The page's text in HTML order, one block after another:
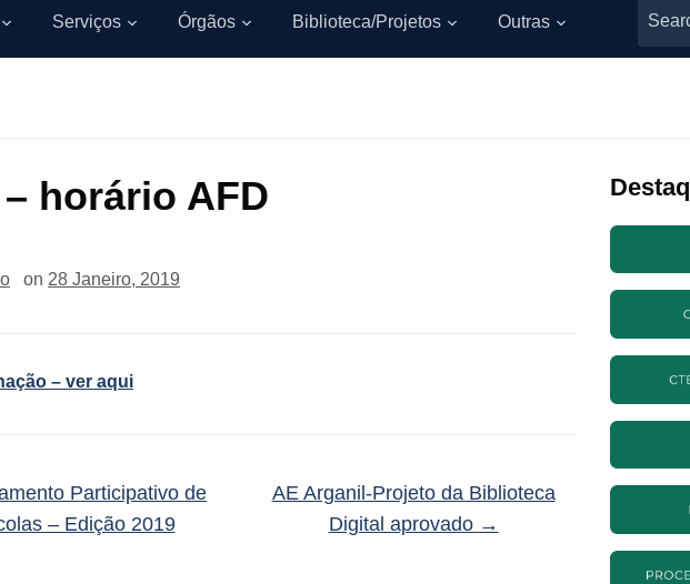
Serviços Órgãos Biblioteca/Projetos Outras
for:
horário AFD
on 28 Janeiro, 2019
– ver aqui
Participativo de
– Edição 2019
AE Arganil-Projeto da Biblioteca
Digital aprovado →